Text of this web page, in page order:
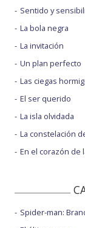
Sentido y
La bola negra
La invitación
Un plan perfecto
Las ciegas
El ser querido
La isla olvidada
La constelación
En el corazón de
Spider-man: